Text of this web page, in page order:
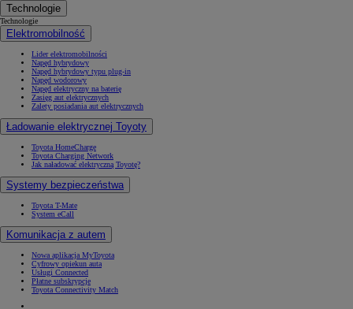
Technologie
Technologie
Elektromobilność
Lider elektromobilności
Napęd hybrydowy
Napęd hybrydowy typu plug-in
Napęd wodorowy
Napęd elektryczny na baterię
Zasięg aut elektrycznych
Zalety posiadania aut elektrycznych
Ładowanie elektrycznej Toyoty
Toyota HomeCharge
Toyota Charging Network
Jak naładować elektryczną Toyotę?
Systemy bezpieczeństwa
Toyota T-Mate
System eCall
Komunikacja z autem
Nowa aplikacja MyToyota
Cyfrowy opiekun auta
Usługi Connected
Płatne subskrypcje
Toyota Connectivity Match